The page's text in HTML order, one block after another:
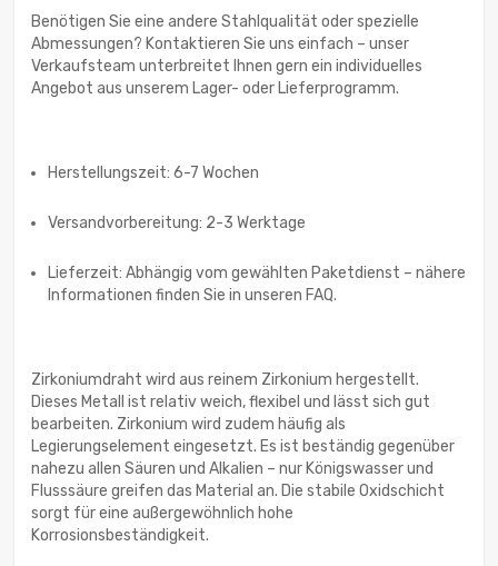
Benötigen Sie eine andere Stahlqualität oder spezielle
Abmessungen? Kontaktieren Sie uns einfach – unser
Verkaufsteam unterbreitet Ihnen gern ein individuelles
Angebot aus unserem Lager- oder Lieferprogramm.
Herstellungszeit: 6-7 Wochen
Versandvorbereitung: 2-3 Werktage
Lieferzeit: Abhängig vom gewählten Paketdienst – nähere
Informationen finden Sie in unseren FAQ.
Zirkoniumdraht wird aus reinem Zirkonium hergestellt.
Dieses Metall ist relativ weich, flexibel und lässt sich gut
bearbeiten. Zirkonium wird zudem häufig als
Legierungselement eingesetzt. Es ist beständig gegenüber
nahezu allen Säuren und Alkalien – nur Königswasser und
Flusssäure greifen das Material an. Die stabile Oxidschicht
sorgt für eine außergewöhnlich hohe
Korrosionsbeständigkeit.